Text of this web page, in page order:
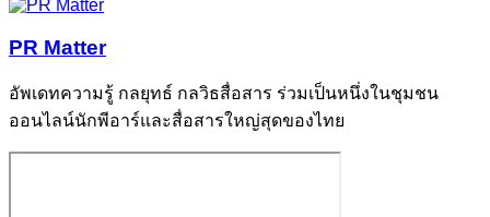
PR Matter
อัพเดทความรู้ กลยุทธ์ กลวิธสื่อสาร ร่วมเป็นหนึ่งในชุมชน
ออนไลน์นักพีอาร์และสื่อสารใหญ่สุดของไทย